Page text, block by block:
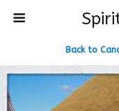
Back to